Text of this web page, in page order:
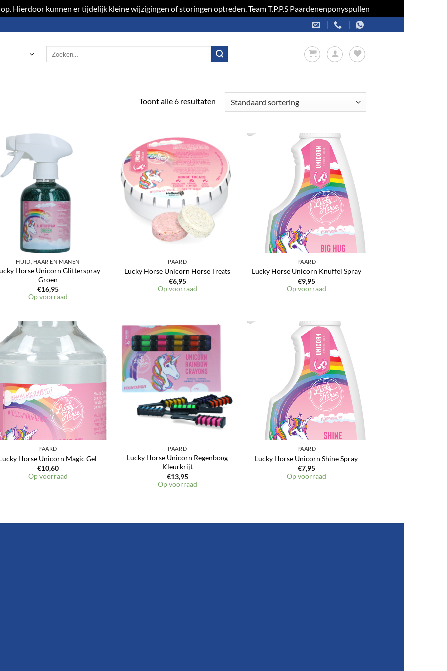
Hierdoor kunnen er tijdelijk kleine wijzigingen of storingen optreden. Team T.P.P.S Paardenenponyspullen
Toont alle 6 resultaten
HUID, HAAR EN MANEN
Horse Unicorn Glitterspray
Groen
€16,95
Op voorraad
PAARD
Lucky Horse Unicorn Horse Treats
€6,95
Op voorraad
PAARD
Lucky Horse Unicorn Knuffel Spray
€9,95
Op voorraad
PAARD
Lucky Horse Unicorn Magic Gel
€10,60
Op voorraad
PAARD
Lucky Horse Unicorn Regenboog
Kleurkrijt
€13,95
Op voorraad
PAARD
Lucky Horse Unicorn Shine Spray
€7,95
Op voorraad